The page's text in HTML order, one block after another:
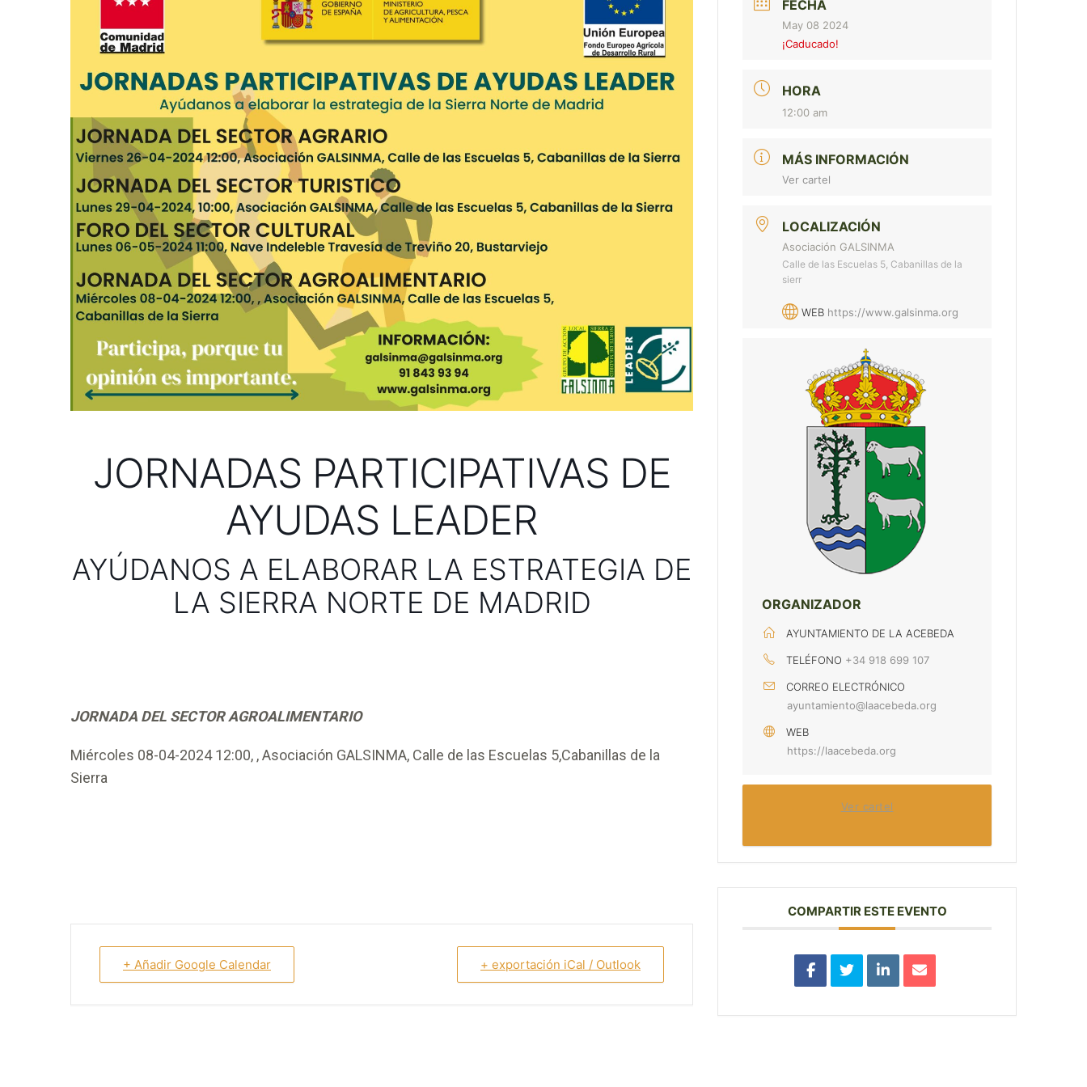
JORNADAS PARTICIPATIVAS DE
AYUDAS LEADER
AYÚDANOS A ELABORAR LA ESTRATEGIA DE
LA SIERRA NORTE DE MADRID
JORNADA DEL SECTOR AGROALIMENTARIO
Miércoles 08-04-2024 12:00, , Asociación GALSINMA, Calle de las Escuelas 5,Cabanillas de la
Sierra
+ Añadir Google Calendar + exportación iCal / Outlook
FECHA
May 08 2024
¡Caducado!
HORA
12:00 am
MÁS INFORMACIÓN
Ver cartel
LOCALIZACIÓN
Asociación GALSINMA
Calle de las Escuelas 5, Cabanillas de la
sierr
WEB https://www.galsinma.org
ORGANIZADOR
AYUNTAMIENTO DE LA ACEBEDA
TELÉFONO +34 918 699 107
CORREO ELECTRÓNICO
ayuntamiento@laacebeda.org
WEB
https://laacebeda.org
Ver cartel
COMPARTIR ESTE EVENTO